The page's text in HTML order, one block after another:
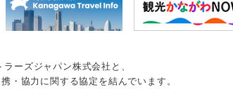
ーズジャパン株式会社と、
・協力に関する協定を結んでいます。